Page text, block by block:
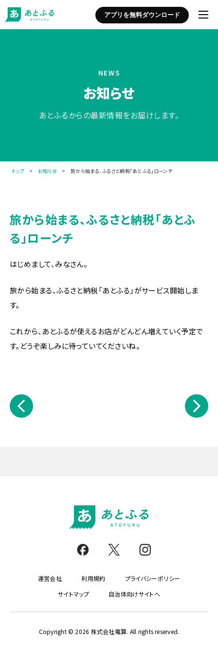
アプリを無料ダウンロード
NEWS
お知らせ
あとふるからの最新情報をお届けします。
トップ> お知らせ > 旅から始まる、ふるさと納税「あとふる」ローンチ
旅から始まる、ふるさと納税「あとふ
る」ローンチ
はじめまして、みなさん。
旅から始まる、ふるさと納税「あとふる」がサービス開始しま
す。
これから、あとふるが使えるお店がどんどん増えていく予定で
す。どうぞ楽しみに待っていてくださいね。
運営会社 利用規約
プライバシーポリシー
サイトマップ
自治体向けサイトへ
Copyright © 2026 株式会社電算. All rights reserved.